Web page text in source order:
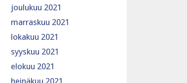
joulukuu 2021
marraskuu 2021
lokakuu 2021
syyskuu 2021
elokuu 2021
heinäkuu 2021